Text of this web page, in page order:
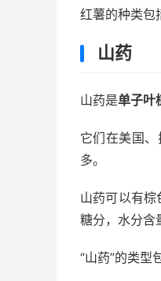
红薯的种类
山药
山药是单子叶
它们在美国
多。
山药可以有
糖分，水分含
“山药”的类型